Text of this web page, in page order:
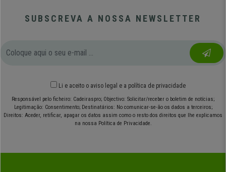
SUBSCREVA A NOSSA NEWSLETTER
Li e aceito o aviso legal e a política de privacidade
Responsável pelo ficheiro: Cadeiraspro; Objectivo: Solicitar/receber o boletim de notícias;
Legitimação: Consentimento; Destinatários: No comunicar-se-ão os dados a terceiros;
Direitos: Aceder, retificar, apagar os datos assim como o resto dos direitos que lhe explicamos
na nossa Política de Privacidade.